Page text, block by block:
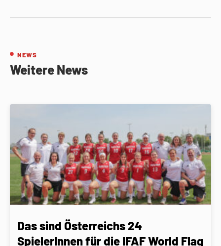
NEWS
Weitere News
Das sind Österreichs 24
SpielerInnen für die IFAF World Flag